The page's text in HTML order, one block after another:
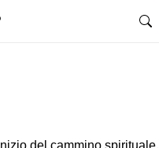
del cammino